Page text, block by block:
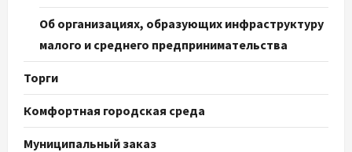
Об организациях, образующих инфраструктуру
малого и среднего предпринимательства
Торги
Комфортная городская среда
Муниципальный заказ